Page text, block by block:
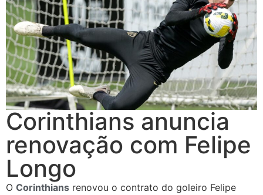
Corinthians anuncia
renovação com Felipe
Longo
O Corinthians renovou o contrato do goleiro Felipe